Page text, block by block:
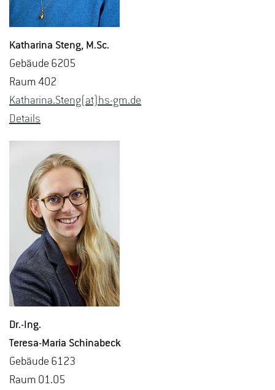
Ka­tha­ri­na Steng, M.​Sc.
Ge­bäu­de 6205
Raum 402
Ka­tha­ri­na.Steng(at)hs-​gm.​de
De­tails
Dr.-Ing.
Te­re­sa-Ma­ria Schi­n­a­beck
Ge­bäu­de 6123
Raum 01.05